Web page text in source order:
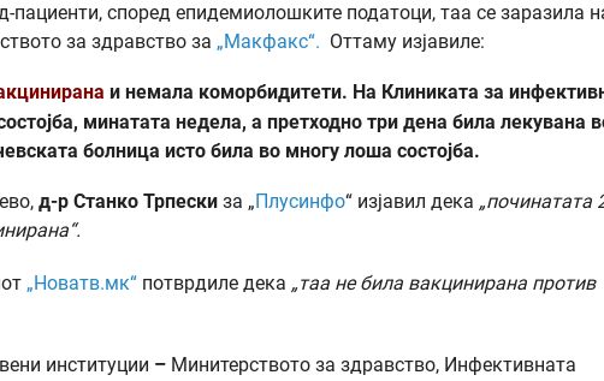
пациенти, според епидемиолошките податоци, таа се заразила
за здравство за „Mакфакс“. Оттаму изјавиле:
и немала коморбидитети. На Клиниката за
минатата недела, а претходно три дена била лекувана
болница исто била во многу лоша состојба.
д-р Станко Трпески за „Плусинфо“ изјавил дека „починатата
“.
„Новатв.мк“ потврдиле дека „таа не била вакцинирана против
институции – Минитерството за здравство, Инфективната